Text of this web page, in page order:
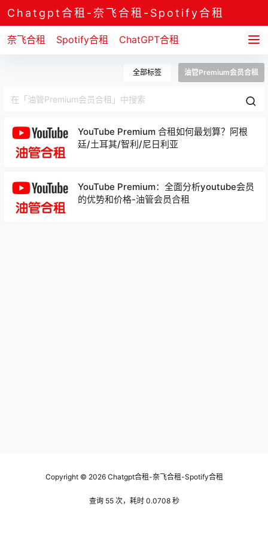
Chatgpt合租-奈飞合租-Spotify合租
奈飞合租 Spotify合租 ChatGPT合租
全部标签 油管Premium会员合租
YouTube Premium 合租如何最划算？阿根
廷/土耳其/智利/尼日利亚
YouTube Premium：全面分析youtube会员
的优势和价格-油管会员合租
Copyright © 2026Chatgpt合租-奈飞合租-Spotify合租
查询 55 次，耗时 0.0708 秒